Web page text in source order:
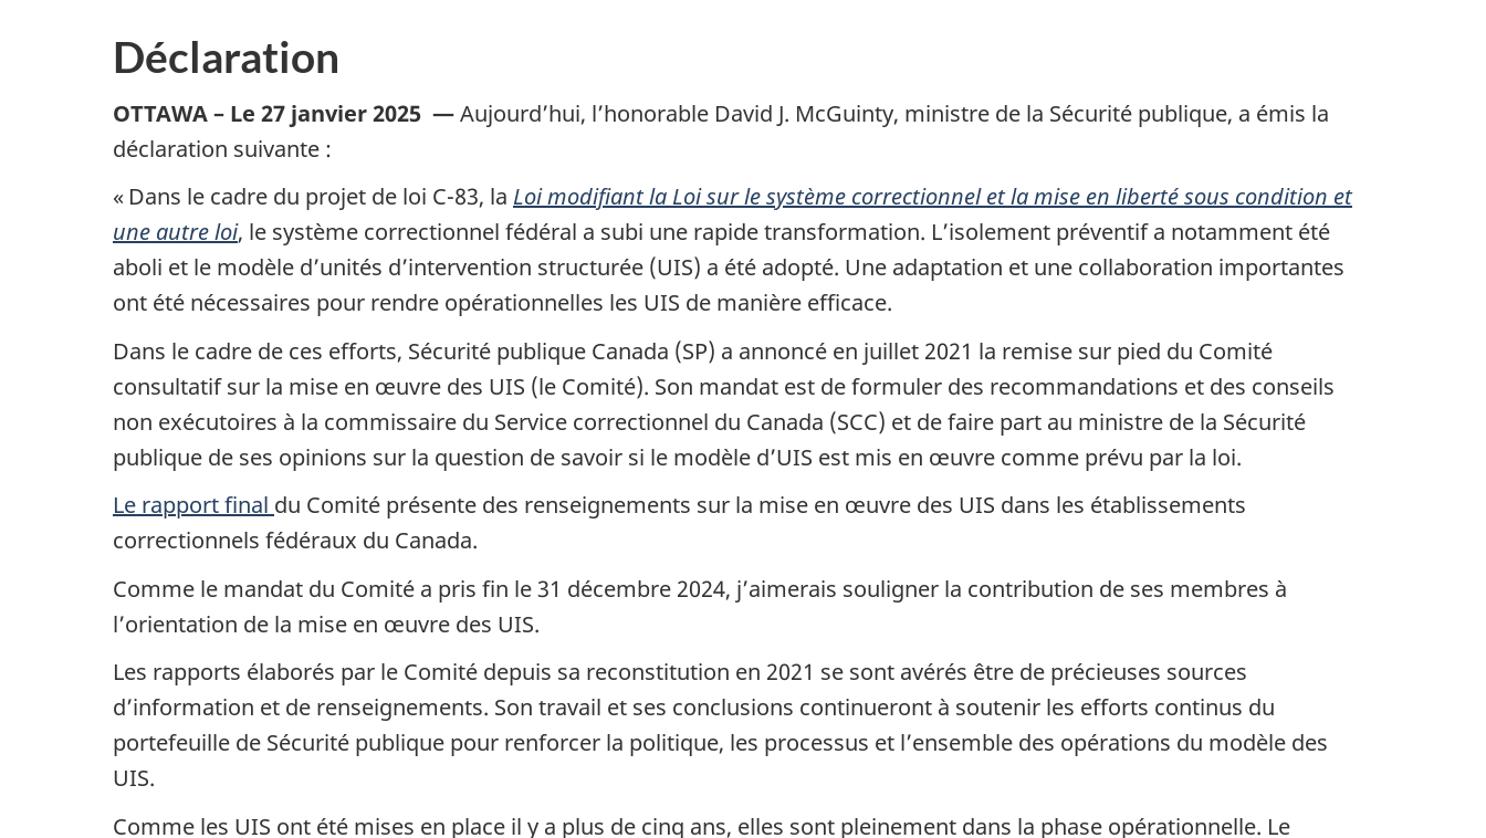
Déclaration
OTTAWA – Le 27 janvier 2025 —Aujourd’hui, l’honorable David J. McGuinty, ministre de la Sécurité publique, a émis la
déclaration suivante :
« Dans le cadre du projet de loi C-83, la Loi modifiant la Loi sur le système correctionnel et la mise en liberté sous condition et
une autre loi, le système correctionnel fédéral a subi une rapide transformation. L’isolement préventif a notamment été
aboli et le modèle d’unités d’intervention structurée (UIS) a été adopté. Une adaptation et une collaboration importantes
ont été nécessaires pour rendre opérationnelles les UIS de manière efficace.
Dans le cadre de ces efforts, Sécurité publique Canada (SP) a annoncé en juillet 2021 la remise sur pied du Comité
consultatif sur la mise en œuvre des UIS (le Comité). Son mandat est de formuler des recommandations et des conseils
non exécutoires à la commissaire du Service correctionnel du Canada (SCC) et de faire part au ministre de la Sécurité
publique de ses opinions sur la question de savoir si le modèle d’UIS est mis en œuvre comme prévu par la loi.
Le rapport final du Comité présente des renseignements sur la mise en œuvre des UIS dans les établissements
correctionnels fédéraux du Canada.
Comme le mandat du Comité a pris fin le 31 décembre 2024, j’aimerais souligner la contribution de ses membres à
l’orientation de la mise en œuvre des UIS.
Les rapports élaborés par le Comité depuis sa reconstitution en 2021 se sont avérés être de précieuses sources
d’information et de renseignements. Son travail et ses conclusions continueront à soutenir les efforts continus du
portefeuille de Sécurité publique pour renforcer la politique, les processus et l’ensemble des opérations du modèle des
UIS.
Comme les UIS ont été mises en place il y a plus de cinq ans, elles sont pleinement dans la phase opérationnelle. Le